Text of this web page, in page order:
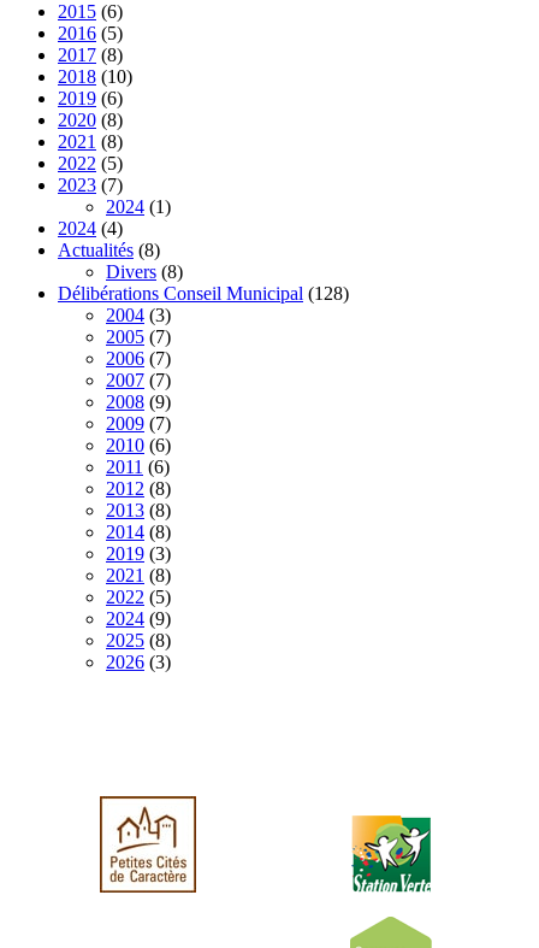
2015 (6)
2016 (5)
2017 (8)
2018 (10)
2019 (6)
2020 (8)
2021 (8)
2022 (5)
2023 (7)
2024 (1)
2024 (4)
Actualités (8)
Divers (8)
Délibérations Conseil Municipal (128)
2004 (3)
2005 (7)
2006 (7)
2007 (7)
2008 (9)
2009 (7)
2010 (6)
2011 (6)
2012 (8)
2013 (8)
2014 (8)
2019 (3)
2021 (8)
2022 (5)
2024 (9)
2025 (8)
2026 (3)